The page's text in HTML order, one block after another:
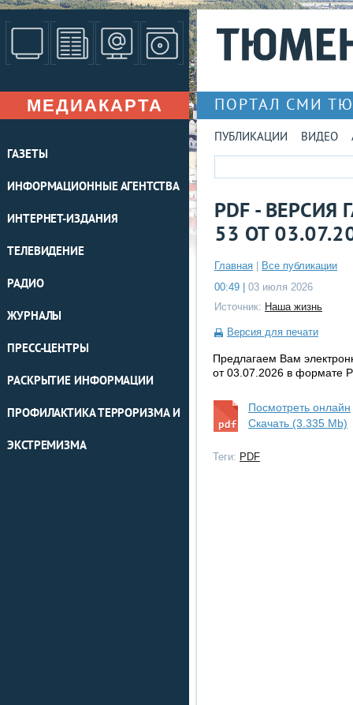
МЕДИАКАРТА
ГАЗЕТЫ
ИНФОРМАЦИОННЫЕ АГЕНТСТВА
ИНТЕРНЕТ-ИЗДАНИЯ
ТЕЛЕВИДЕНИЕ
РАДИО
ЖУРНАЛЫ
ПРЕСС-ЦЕНТРЫ
РАСКРЫТИЕ ИНФОРМАЦИИ
ПРОФИЛАКТИКА ТЕРРОРИЗМА И
ЭКСТРЕМИЗМА
ПОРТАЛ СМИ
ПУБЛИКАЦИИ ВИДЕО
PDF -
53 ОТ
Главная
Все публикации
00:49 |
03 июля 2026
Источник: Наша жизнь
Версия для печати
Предлагаем Вам
от 03.07.2026 в формате
Посмотреть онлайн
Скачать (3.335 Mb)
Теги: PDF